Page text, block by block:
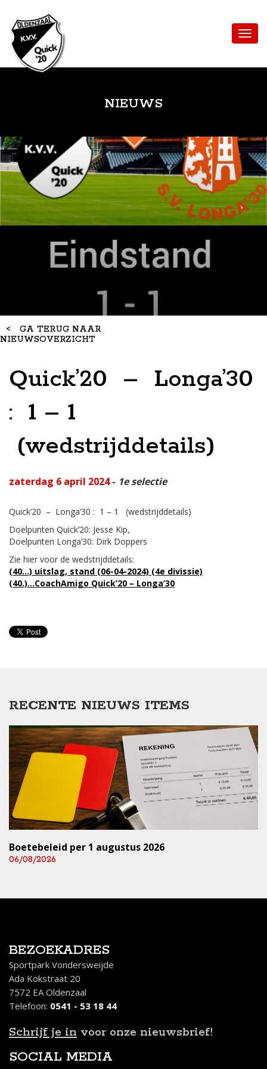
NIEUWS
< GA TERUG NAAR
NIEUWSOVERZICHT
Quick’20 – Longa’30
: 1 – 1
(wedstrijddetails)
zaterdag 6 april 2024- 1e selectie
Quick’20 – Longa’30 : 1 – 1 (wedstrijddetails)
Doelpunten Quick’20: Jesse Kip,
Doelpunten Longa’30: Dirk Doppers
Zie hier voor de wedstrijddetails:
(40…) uitslag, stand (06-04-2024) (4e divissie)
(40.)…CoachAmigo Quick’20 – Longa’30
RECENTE NIEUWS ITEMS
Boetebeleid per 1 augustus 2026
06/08/2026
BEZOEKADRES
Sportpark Vondersweijde
Ada Kokstraat 20
7572 EA Oldenzaal
Telefoon: 0541 - 53 18 44
Schrijf je in voor onze nieuwsbrief!
SOCIAL MEDIA